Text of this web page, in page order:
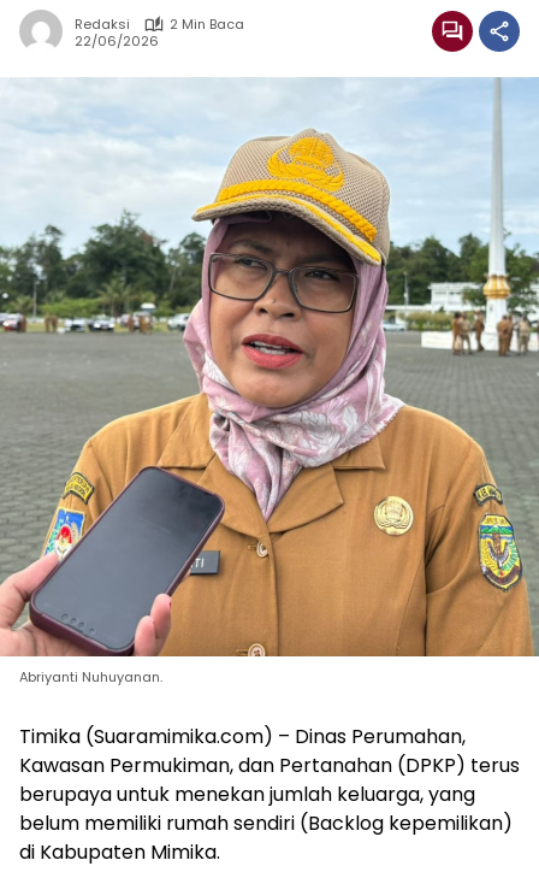
Redaksi
2 Min Baca
22/06/2026
Abriyanti Nuhuyanan.
Timika (Suaramimika.com) – Dinas Perumahan,
Kawasan Permukiman, dan Pertanahan (DPKP) terus
berupaya untuk menekan jumlah keluarga, yang
belum memiliki rumah sendiri (Backlog kepemilikan)
di Kabupaten Mimika.